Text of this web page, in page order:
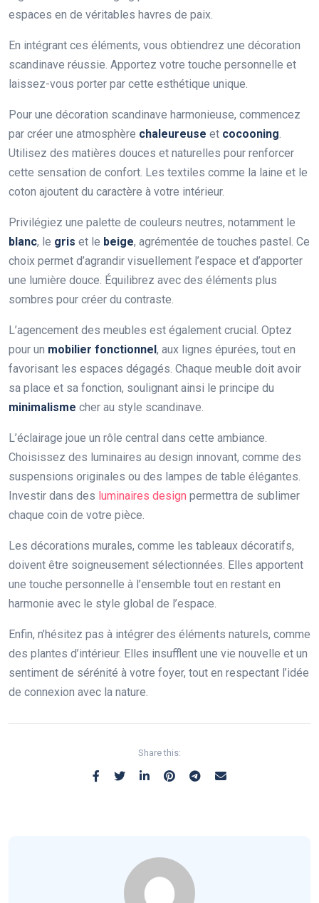
espaces en de véritables havres de paix.
En intégrant ces éléments, vous obtiendrez une décoration
scandinave réussie. Apportez votre touche personnelle et
laissez-vous porter par cette esthétique unique.
Pour une décoration scandinave harmonieuse, commencez
par créer une atmosphère chaleureuse et cocooning.
Utilisez des matières douces et naturelles pour renforcer
cette sensation de confort. Les textiles comme la laine et le
coton ajoutent du caractère à votre intérieur.
Privilégiez une palette de couleurs neutres, notamment le
blanc, le gris et le beige, agrémentée de touches pastel. Ce
choix permet d’agrandir visuellement l’espace et d’apporter
une lumière douce. Équilibrez avec des éléments plus
sombres pour créer du contraste.
L’agencement des meubles est également crucial. Optez
pour un mobilier fonctionnel , aux lignes épurées, tout en
favorisant les espaces dégagés. Chaque meuble doit avoir
sa place et sa fonction, soulignant ainsi le principe du
minimalisme cher au style scandinave.
L’éclairage joue un rôle central dans cette ambiance.
Choisissez des luminaires au design innovant, comme des
suspensions originales ou des lampes de table élégantes.
Investir dans des luminaires design permettra de sublimer
chaque coin de votre pièce.
Les décorations murales, comme les tableaux décoratifs,
doivent être soigneusement sélectionnées. Elles apportent
une touche personnelle à l’ensemble tout en restant en
harmonie avec le style global de l’espace.
Enfin, n’hésitez pas à intégrer des éléments naturels, comme
des plantes d’intérieur. Elles insufflent une vie nouvelle et un
sentiment de sérénité à votre foyer, tout en respectant l’idée
de connexion avec la nature.
Share this: